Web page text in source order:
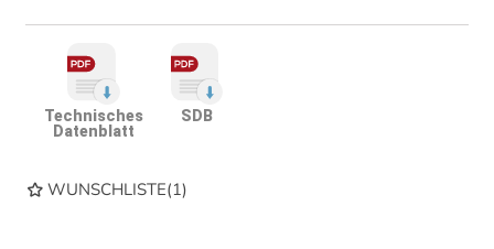
Technisches
Datenblatt
SDB
WUNSCHLISTE(1)